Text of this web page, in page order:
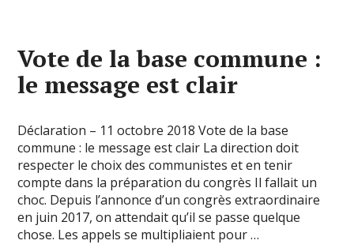
Vote de la base commune :
le message est clair
Déclaration – 11 octobre 2018 Vote de la base
commune : le message est clair La direction doit
respecter le choix des communistes et en tenir
compte dans la préparation du congrès Il fallait un
choc. Depuis l’annonce d’un congrès extraordinaire
en juin 2017, on attendait qu’il se passe quelque
chose. Les appels se multipliaient pour …